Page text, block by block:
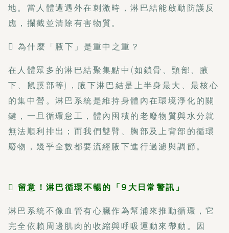
地。當人體遭遇外在刺激時，淋巴結能啟動防護反
應，攔截並清除有害物質。
 為什麼「腋下」是重中之重？
在人體眾多的淋巴結聚集點中(如鎖骨、頸部、腋
下、鼠蹊部等)，腋下淋巴結是上半身最大、最核心
的集中營。淋巴系統是維持身體內在環境淨化的關
鍵，一旦循環怠工，體內囤積的老廢物質與水分就
無法順利排出；而我們雙臂、胸部及上背部的循環
廢物，幾乎全數都要流經腋下進行過濾與調節。
 留意！淋巴循環不暢的「9大日常警訊」
淋巴系統不像血管有心臟作為幫浦來推動循環，它
完全依賴周邊肌肉的收縮與呼吸運動來帶動。因